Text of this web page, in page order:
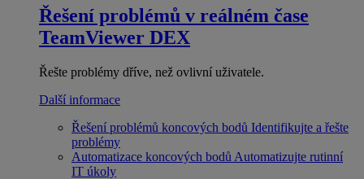
Řešení problémů v reálném čase
TeamViewer DEX
Řešte problémy dříve, než ovlivní uživatele.
Další informace
Řešení problémů koncových bodů Identifikujte a řešte
problémy
Automatizace koncových bodů Automatizujte rutinní
IT úkoly